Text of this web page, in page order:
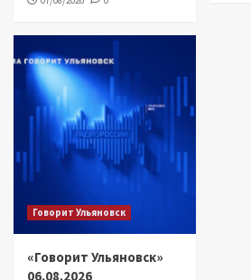
Говорит Ульяновск
«Говорит Ульяновск»
06.08.2026